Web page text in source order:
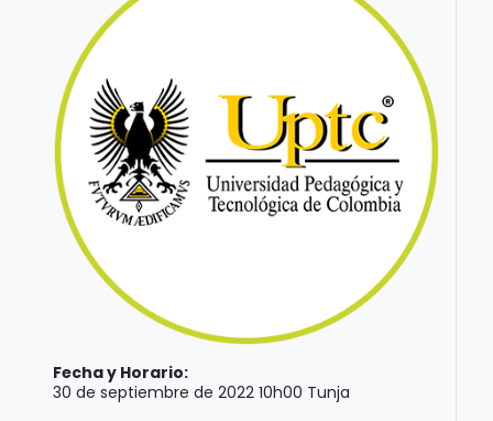
Fecha y Horario:
30 de septiembre de 2022 10h00 Tunja